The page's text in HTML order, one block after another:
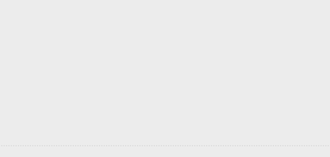
giúp đàn ông vừa to vừa Khỏe số lượng